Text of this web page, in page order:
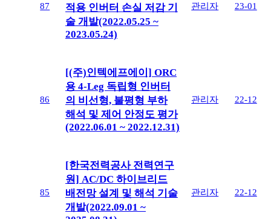
87
적용 인버터 손실 저감 기
술 개발(2022.05.25 ~
2023.05.24)
관리자 23-01
86
[(주)인텍에프에이] ORC
용 4-Leg 독립형 인버터
의 비선형, 불평형 부하
해석 및 제어 안정도 평가
(2022.06.01 ~ 2022.12.31)
관리자 22-12
85
[한국전력공사 전력연구
원] AC/DC 하이브리드
배전망 설계 및 해석 기술
개발(2022.09.01 ~
관리자 22-12